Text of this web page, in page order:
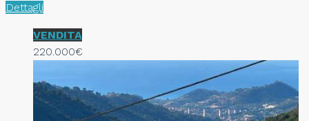
Dettagli
VENDITA
220.000€